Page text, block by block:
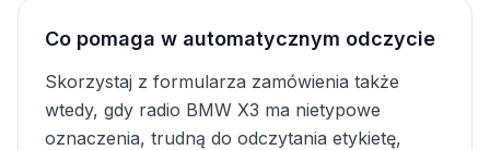
Co pomaga w automatycznym odczycie
Skorzystaj z formularza zamówienia także
wtedy, gdy radio BMW X3 ma nietypowe
oznaczenia, trudną do odczytania etykietę,